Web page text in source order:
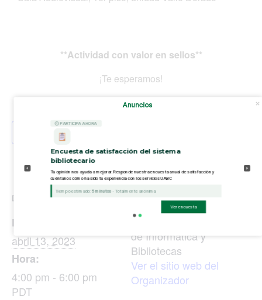
**Actividad con valor en sellos**
¡Te esperamos!
Añadir al calendario
DETALLES
Fecha:
abril 13, 2023
Hora:
4:00 pm - 6:00 pm
PDT
ORGANIZADOR
Coordinación General
de Informática y
Bibliotecas
Ver el sitio web del
Organizador
Anuncios
⏲ PARTICIPA AHORA
Encuesta de satisfacción del sistema
bibliotecario
Tu opinión nos ayuda a mejorar. Responde nuestra encuesta anual de satisfacción y
cuéntanos cómo ha sido tu experiencia con los servicios UABC
Tiempo estimado:5 minutos - Totalmente anónima
Ver encuesta